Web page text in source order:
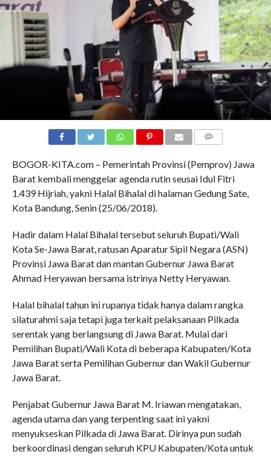
BOGOR-KITA.com – Pemerintah Provinsi (Pemprov) Jawa
Barat kembali menggelar agenda rutin seusai Idul Fitri
1.439 Hijriah, yakni Halal Bihalal di halaman Gedung Sate,
Kota Bandung, Senin (25/06/2018).
Hadir dalam Halal Bihalal tersebut seluruh Bupati/Wali
Kota Se-Jawa Barat, ratusan Aparatur Sipil Negara (ASN)
Provinsi Jawa Barat dan mantan Gubernur Jawa Barat
Ahmad Heryawan bersama istrinya Netty Heryawan.
Halal bihalal tahun ini rupanya tidak hanya dalam rangka
silaturahmi saja tetapi juga terkait pelaksanaan Pilkada
serentak yang berlangsung di Jawa Barat. Mulai dari
Pemilihan Bupati/Wali Kota di beberapa Kabupaten/Kota
Jawa Barat serta Pemilihan Gubernur dan Wakil Gubernur
Jawa Barat.
Penjabat Gubernur Jawa Barat M. Iriawan mengatakan,
agenda utama dan yang terpenting saat ini yakni
menyukseskan Pilkada di Jawa Barat. Dirinya pun sudah
berkoordinasi dengan seluruh KPU Kabupaten/Kota untuk